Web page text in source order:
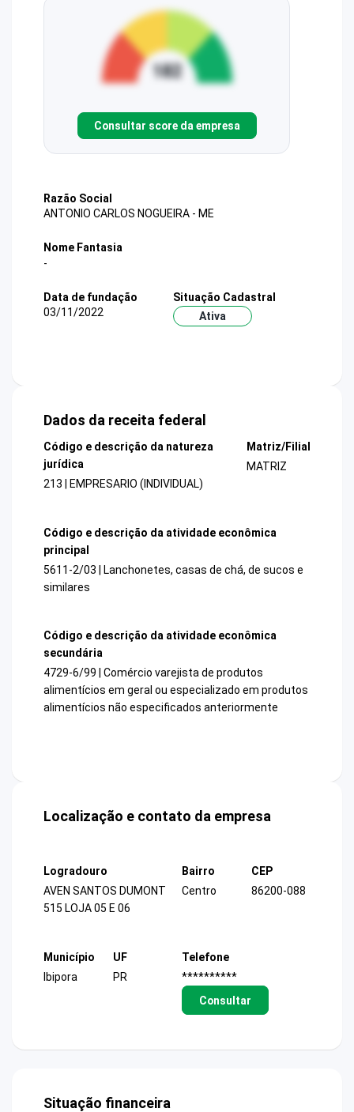
Consultar score da empresa
Razão Social
ANTONIO CARLOS NOGUEIRA - ME
Nome Fantasia
-
Data de fundação
03/11/2022
Situação Cadastral
Ativa
Dados da receita federal
Código e descrição da natureza
jurídica
213 | EMPRESARIO (INDIVIDUAL)
Matriz/Filial
MATRIZ
Código e descrição da atividade econômica
principal
5611-2/03 | Lanchonetes, casas de chá, de sucos e
similares
Código e descrição da atividade econômica
secundária
4729-6/99 | Comércio varejista de produtos
alimentícios em geral ou especializado em produtos
alimentícios não especificados anteriormente
Localização e contato da empresa
Logradouro
AVEN SANTOS DUMONT
515 LOJA 05 E 06
Bairro
Centro
CEP
86200-088
Município
Ibipora
UF
PR
Telefone
**********
Consultar
Situação financeira